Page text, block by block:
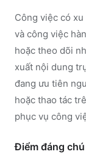
Công việc có
và công việc
hoặc theo dõi
xuất nội dung
đang ưu tiên
hoặc thao tác
phục vụ công
Điểm đáng